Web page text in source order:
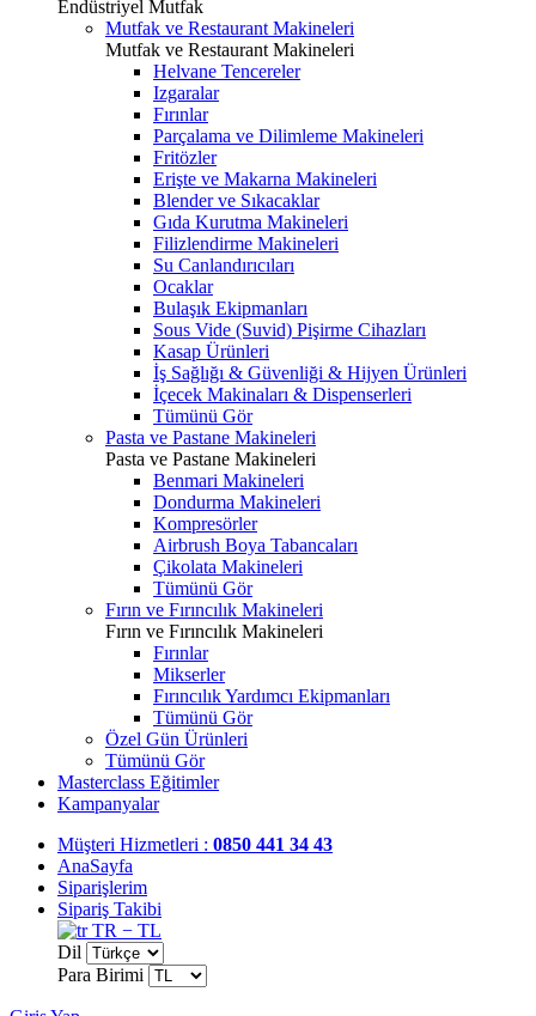
Endüstriyel Mutfak
Mutfak ve Restaurant Makineleri
Mutfak ve Restaurant Makineleri
Helvane Tencereler
Izgaralar
Fırınlar
Parçalama ve Dilimleme Makineleri
Fritözler
Erişte ve Makarna Makineleri
Blender ve Sıkacaklar
Gıda Kurutma Makineleri
Filizlendirme Makineleri
Su Canlandırıcıları
Ocaklar
Bulaşık Ekipmanları
Sous Vide (Suvid) Pişirme Cihazları
Kasap Ürünleri
İş Sağlığı & Güvenliği & Hijyen Ürünleri
İçecek Makinaları & Dispenserleri
Tümünü Gör
Pasta ve Pastane Makineleri
Pasta ve Pastane Makineleri
Benmari Makineleri
Dondurma Makineleri
Kompresörler
Airbrush Boya Tabancaları
Çikolata Makineleri
Tümünü Gör
Fırın ve Fırıncılık Makineleri
Fırın ve Fırıncılık Makineleri
Fırınlar
Mikserler
Fırıncılık Yardımcı Ekipmanları
Tümünü Gör
Özel Gün Ürünleri
Tümünü Gör
Masterclass Eğitimler
Kampanyalar
Müşteri Hizmetleri : 0850 441 34 43
AnaSayfa
Siparişlerim
Sipariş Takibi
TR − TL
Dil
Para Birimi